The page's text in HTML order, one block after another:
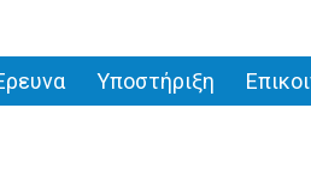
Υποστήριξη